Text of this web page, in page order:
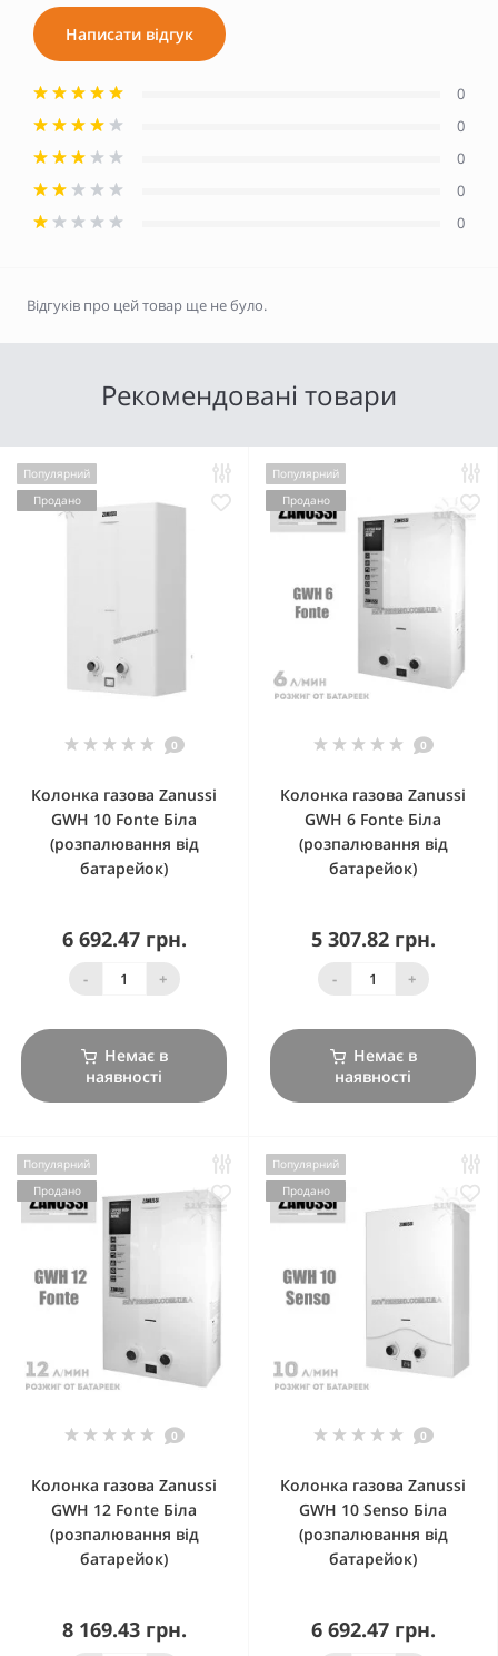
Написати відгук
0
0
0
0
0
Відгуків про цей товар ще не було.
Рекомендовані товари
Популярний
Продано
0
Колонка газова Zanussi
GWH 10 Fonte Біла
(розпалювання від
батарейок)
6 692.47 грн.
- +
Немає в
наявності
Популярний
Продано
0
Колонка газова Zanussi
GWH 6 Fonte Біла
(розпалювання від
батарейок)
5 307.82 грн.
- +
Немає в
наявності
Популярний
Продано
0
Колонка газова Zanussi
GWH 12 Fonte Біла
(розпалювання від
батарейок)
8 169.43 грн.
Популярний
Продано
0
Колонка газова Zanussi
GWH 10 Senso Біла
(розпалювання від
батарейок)
6 692.47 грн.